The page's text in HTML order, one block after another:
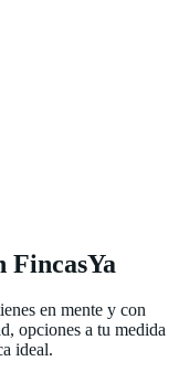
FincasYa
en mente y con
opciones a tu medida
ideal.